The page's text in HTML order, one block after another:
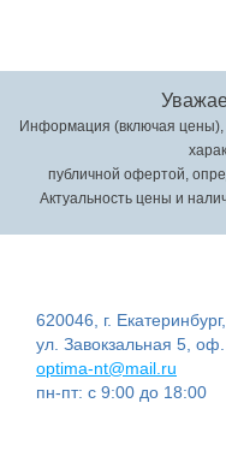
Информация (включая цены),
публичной офертой,
Актуальность цены и
620046, г. Екатеринбург,
ул. Завокзальная 5, оф.
optima-nt@mail.ru
пн-пт: с 9:00 до 18:00